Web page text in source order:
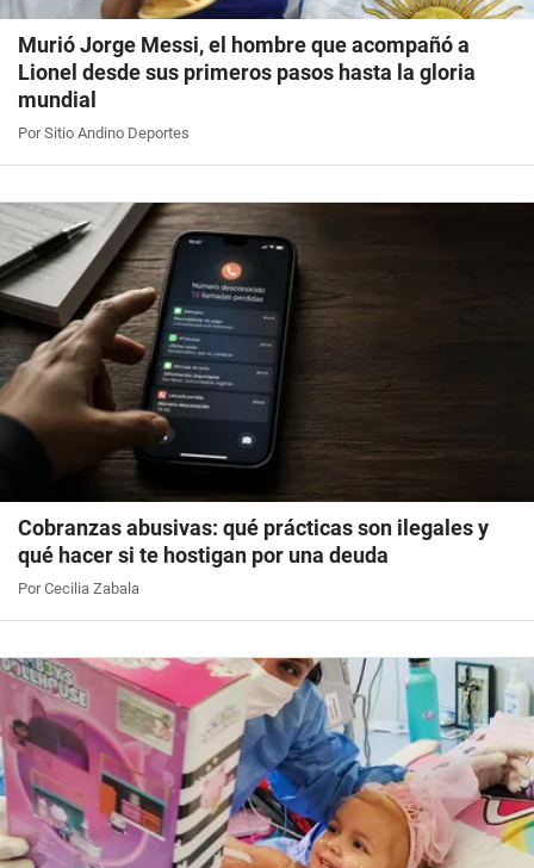
Murió Jorge Messi, el hombre que acompañó a
Lionel desde sus primeros pasos hasta la gloria
mundial
Por Sitio Andino Deportes
Cobranzas abusivas: qué prácticas son ilegales y
qué hacer si te hostigan por una deuda
Por Cecilia Zabala